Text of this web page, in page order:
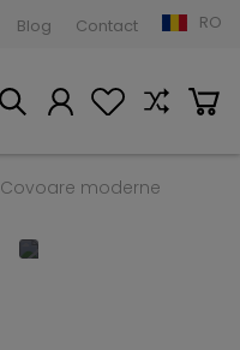
Blog Contact RO
Covoare moderne